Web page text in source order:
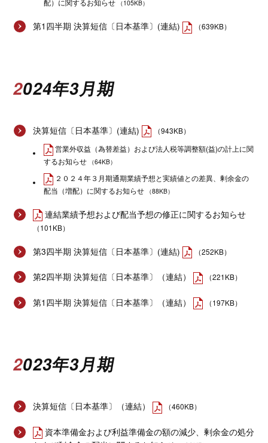
配）に関するお知らせ
（105KB）
第1四半期 決算短信〔日本基準〕(連結) （639KB）
2024年3月期
決算短信〔日本基準〕(連結)
（943KB）
営業外収益（為替差益）および法人税等調整額(益)の計上に関
するお知らせ
（64KB）
２０２４年３月期通期業績予想と実績値との差異、剰余金の
配当（増配）に関するお知らせ
（88KB）
連結業績予想および配当予想の修正に関するお知らせ
（101KB）
第3四半期 決算短信〔日本基準〕(連結) （252KB）
第2四半期 決算短信〔日本基準〕（連結） （221KB）
第1四半期 決算短信〔日本基準〕（連結） （197KB）
2023年3月期
決算短信〔日本基準〕（連結） （460KB）
資本準備金および利益準備金の額の減少、剰余金の処分